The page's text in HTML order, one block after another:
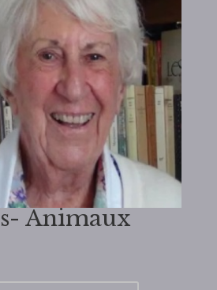
Animaux